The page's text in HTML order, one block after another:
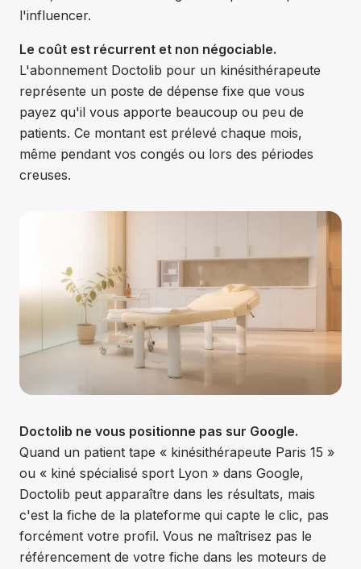
l'influencer.
Le coût est récurrent et non négociable.
L'abonnement Doctolib pour un kinésithérapeute
représente un poste de dépense fixe que vous
payez qu'il vous apporte beaucoup ou peu de
patients. Ce montant est prélevé chaque mois,
même pendant vos congés ou lors des périodes
creuses.
Doctolib ne vous positionne pas sur Google.
Quand un patient tape « kinésithérapeute Paris 15 »
ou « kiné spécialisé sport Lyon » dans Google,
Doctolib peut apparaître dans les résultats, mais
c'est la fiche de la plateforme qui capte le clic, pas
forcément votre profil. Vous ne maîtrisez pas le
référencement de votre fiche dans les moteurs de